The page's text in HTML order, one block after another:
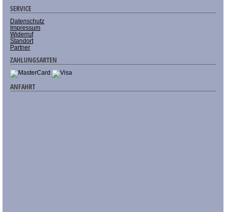
SERVICE
Datenschutz
Impressum
Widerruf
Standort
Partner
ZAHLUNGSARTEN
ANFAHRT